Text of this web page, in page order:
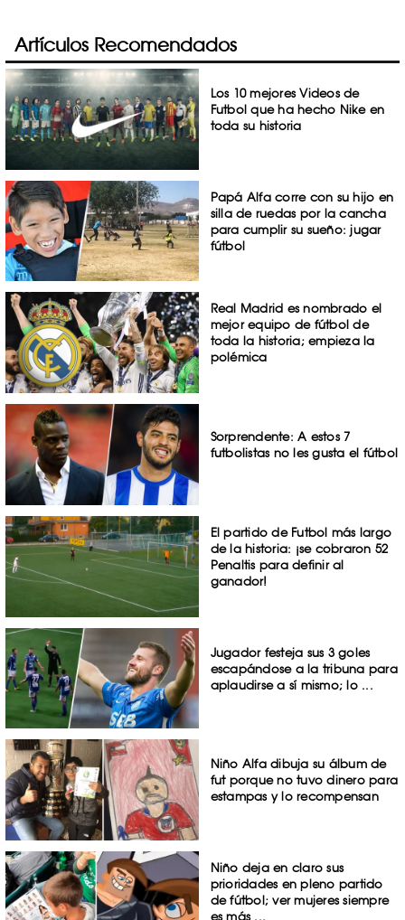
Artículos Recomendados
Los 10 mejores Videos de
Futbol que ha hecho Nike en
toda su historia
Papá Alfa corre con su hijo en
silla de ruedas por la cancha
para cumplir su sueño: jugar
fútbol
Real Madrid es nombrado el
mejor equipo de fútbol de
toda la historia; empieza la
polémica
Sorprendente: A estos 7
futbolistas no les gusta el fútbol
El partido de Futbol más largo
de la historia: ¡se cobraron 52
Penaltis para definir al
ganador!
Jugador festeja sus 3 goles
escapándose a la tribuna para
aplaudirse a sí mismo; lo ...
Niño Alfa dibuja su álbum de
fut porque no tuvo dinero para
estampas y lo recompensan
Niño deja en claro sus
prioridades en pleno partido
de fútbol; ver mujeres siempre
es más ...